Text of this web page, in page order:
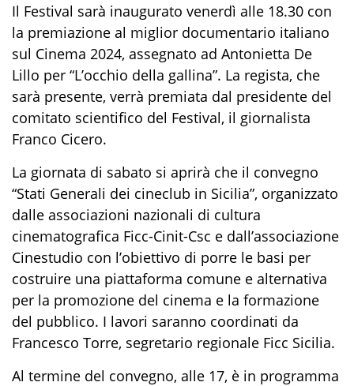
Il Festival sarà inaugurato venerdì alle 18.30 con
la premiazione al miglior documentario italiano
sul Cinema 2024, assegnato ad Antonietta De
Lillo per “L’occhio della gallina”. La regista, che
sarà presente, verrà premiata dal presidente del
comitato scientifico del Festival, il giornalista
Franco Cicero.
La giornata di sabato si aprirà che il convegno
“Stati Generali dei cineclub in Sicilia”, organizzato
dalle associazioni nazionali di cultura
cinematografica Ficc-Cinit-Csc e dall’associazione
Cinestudio con l’obiettivo di porre le basi per
costruire una piattaforma comune e alternativa
per la promozione del cinema e la formazione
del pubblico. I lavori saranno coordinati da
Francesco Torre, segretario regionale Ficc Sicilia.
Al termine del convegno, alle 17, è in programma